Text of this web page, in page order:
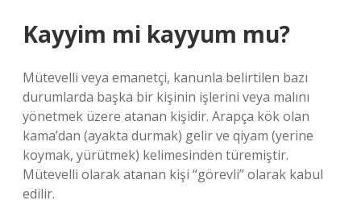
Kayyim mi kayyum mu?
Mütevelli veya emanetçi, kanunla belirtilen bazı
durumlarda başka bir kişinin işlerini veya malını
yönetmek üzere atanan kişidir. Arapça kök olan
kama’dan (ayakta durmak) gelir ve qiyam (yerine
koymak, yürütmek) kelimesinden türemiştir.
Mütevelli olarak atanan kişi “görevli” olarak kabul
edilir.